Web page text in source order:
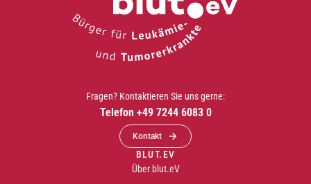
Fragen? Kontaktieren Sie uns gerne:
Telefon +49 7244 6083 0
Kontakt
BLUT.EV
Über blut.eV